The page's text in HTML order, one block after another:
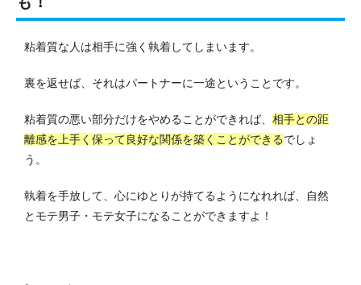
粘着質な人は相手に強く執着してしまいます。
裏を返せば、それはパートナーに一途ということです。
粘着質の悪い部分だけをやめることができれば、 相手との距
離感を上手く保って良好な関係を築くことができるでしょ
う。
執着を手放して、心にゆとりが持てるようになれれば、自然
とモテ男子・モテ女子になることができますよ！